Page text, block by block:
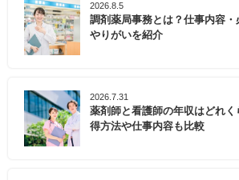
2026.8.5
調剤薬局事務とは？仕事内容・
やりがいを紹介
2026.7.31
薬剤師と看護師の年収はどれ
得方法や仕事内容も比較